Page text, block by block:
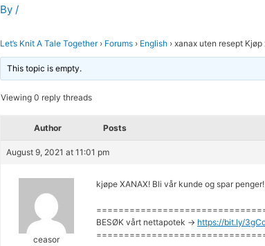
By/
Let’s Knit A Tale Together › Forums › English › xanax uten resept
This topic is empty.
Viewing 0 reply threads
Author Posts
August 9, 2021 at 11:01 pm
ceasor
kjøpe XANAX! Bli vår kunde og spar
BESØK vårt nettapotek -> https://bit.ly/